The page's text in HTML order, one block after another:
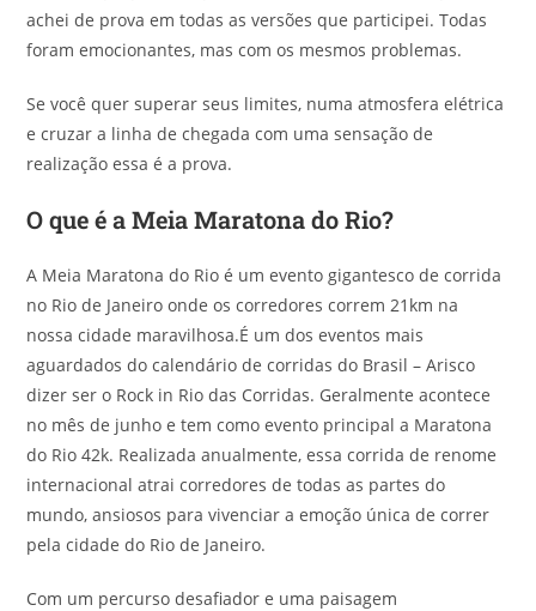
achei de prova em todas as versões que participei. Todas
foram emocionantes, mas com os mesmos problemas.
Se você quer superar seus limites, numa atmosfera elétrica
e cruzar a linha de chegada com uma sensação de
realização essa é a prova.
O que é a Meia Maratona do Rio?
A Meia Maratona do Rio é um evento gigantesco de corrida
no Rio de Janeiro onde os corredores correm 21km na
nossa cidade maravilhosa.É um dos eventos mais
aguardados do calendário de corridas do Brasil – Arisco
dizer ser o Rock in Rio das Corridas. Geralmente acontece
no mês de junho e tem como evento principal a Maratona
do Rio 42k. Realizada anualmente, essa corrida de renome
internacional atrai corredores de todas as partes do
mundo, ansiosos para vivenciar a emoção única de correr
pela cidade do Rio de Janeiro.
Com um percurso desafiador e uma paisagem